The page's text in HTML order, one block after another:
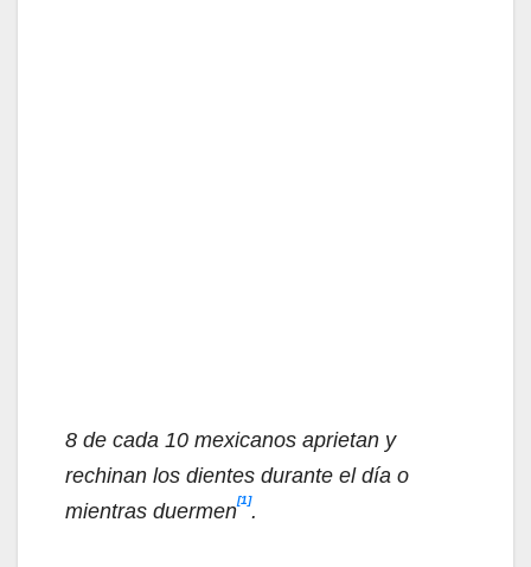
8 de cada 10 mexicanos aprietan y
rechinan los dientes durante el día o
mientras duermen[1].